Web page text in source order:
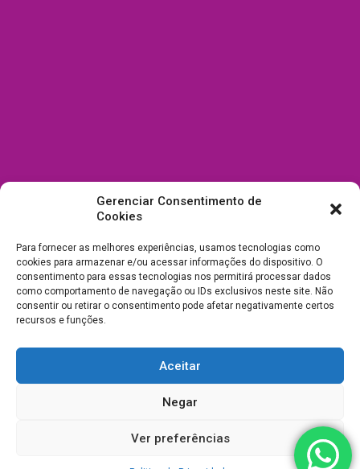
Gerenciar Consentimento de
Cookies
Para fornecer as melhores experiências, usamos tecnologias como
cookies para armazenar e/ou acessar informações do dispositivo. O
consentimento para essas tecnologias nos permitirá processar dados
como comportamento de navegação ou IDs exclusivos neste site. Não
consentir ou retirar o consentimento pode afetar negativamente certos
recursos e funções.
Aceitar
Negar
Ver preferências
Todos Direitos Reservados a Drica Enfeites Pet Shop - CNPJ:
03.238.240/0001-39 -Desenvolvimento e Suporte